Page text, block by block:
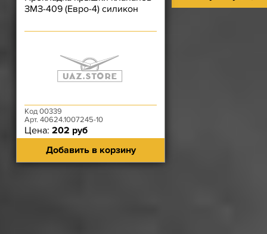
ЗМЗ-409 (Евро-4) силикон
Код 00339
Арт. 40624.1007245-10
Цена: 202 руб
Добавить в корзину